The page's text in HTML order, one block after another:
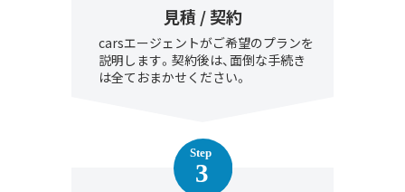
見積 / 契約
carsエージェントがご希望のプランを
説明します。契約後は、面倒な手続き
は全ておまかせください。